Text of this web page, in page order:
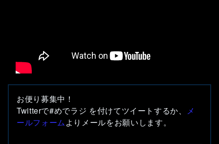
お便り募集中！
Twitterで#めでラジ を付けてツイートするか、
メ
ールフォームよりメールをお願いします。